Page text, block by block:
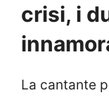
crisi, i
La cantante